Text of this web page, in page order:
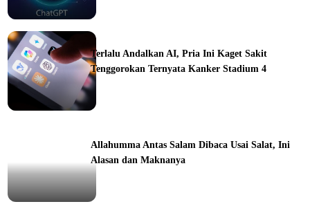
Terlalu Andalkan AI, Pria Ini Kaget Sakit
Tenggorokan Ternyata Kanker Stadium 4
Allahumma Antas Salam Dibaca Usai Salat, Ini
Alasan dan Maknanya